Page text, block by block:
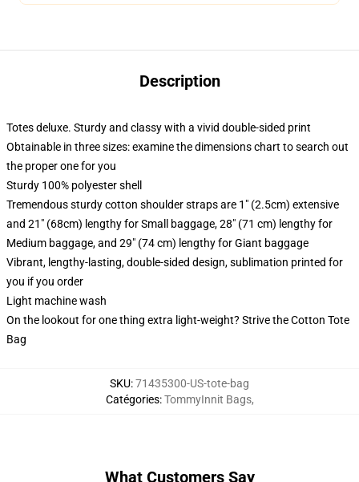
Description
Totes deluxe. Sturdy and classy with a vivid double-sided print
Obtainable in three sizes: examine the dimensions chart to search out
the proper one for you
Sturdy 100% polyester shell
Tremendous sturdy cotton shoulder straps are 1" (2.5cm) extensive
and 21" (68cm) lengthy for Small baggage, 28" (71 cm) lengthy for
Medium baggage, and 29" (74 cm) lengthy for Giant baggage
Vibrant, lengthy-lasting, double-sided design, sublimation printed for
you if you order
Light machine wash
On the lookout for one thing extra light-weight? Strive the Cotton Tote
Bag
SKU:71435300-US-tote-bag
Catégories:TommyInnit Bags,
What Customers Say